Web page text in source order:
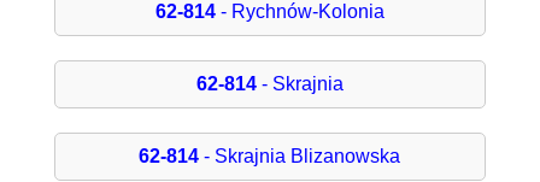
62-814- Rychnów-Kolonia
62-814- Skrajnia
62-814 - Skrajnia Blizanowska